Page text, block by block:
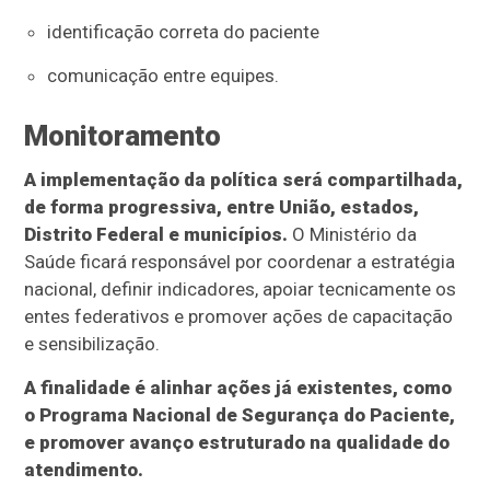
identificação correta do paciente
comunicação entre equipes.
Monitoramento
A implementação da política será compartilhada,
de forma progressiva, entre União, estados,
Distrito Federal e municípios. O Ministério da
Saúde ficará responsável por coordenar a estratégia
nacional, definir indicadores, apoiar tecnicamente os
entes federativos e promover ações de capacitação
e sensibilização.
A finalidade é alinhar ações já existentes, como
o Programa Nacional de Segurança do Paciente,
e promover avanço estruturado na qualidade do
atendimento.